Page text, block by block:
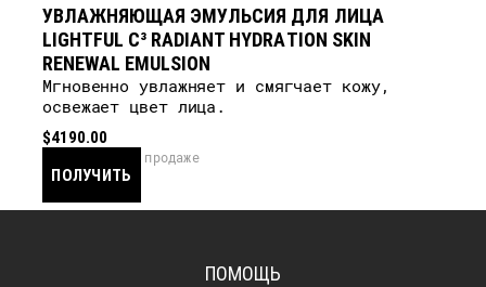
УВЛАЖНЯЮЩАЯ ЭМУЛЬСИЯ ДЛЯ ЛИЦА
LIGHTFUL C³ RADIANT HYDRATION SKIN
RENEWAL EMULSION
Мгновенно увлажняет и смягчает кожу,
освежает цвет лица.
$4190.00
ПОЛУЧИТЬ
скоро в продаже
ПОМОЩЬ